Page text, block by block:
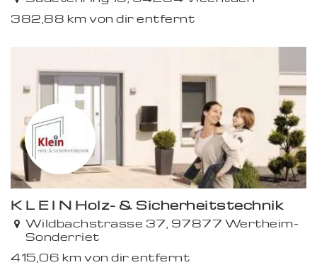
382,88 km von dir entfernt
Premium
K L E I N Holz- & Sicherheitstechnik
Wildbachstrasse 37, 97877 Wertheim-
Sonderriet
415,06 km von dir entfernt